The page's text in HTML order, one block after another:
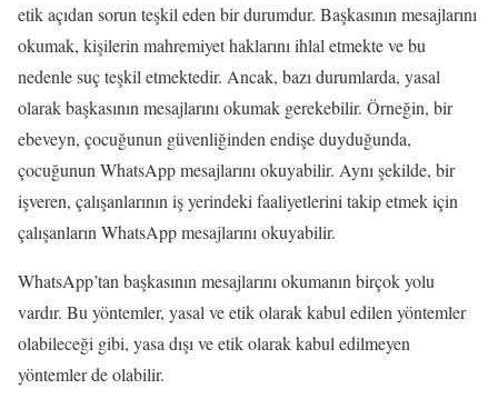
etik açıdan sorun teşkil eden bir durumdur. Başkasının mesajlarını
okumak, kişilerin mahremiyet haklarını ihlal etmekte ve bu
nedenle suç teşkil etmektedir. Ancak, bazı durumlarda, yasal
olarak başkasının mesajlarını okumak gerekebilir. Örneğin, bir
ebeveyn, çocuğunun güvenliğinden endişe duyduğunda,
çocuğunun WhatsApp mesajlarını okuyabilir. Aynı şekilde, bir
işveren, çalışanlarının iş yerindeki faaliyetlerini takip etmek için
çalışanların WhatsApp mesajlarını okuyabilir.
WhatsApp’tan başkasının mesajlarını okumanın birçok yolu
vardır. Bu yöntemler, yasal ve etik olarak kabul edilen yöntemler
olabileceği gibi, yasa dışı ve etik olarak kabul edilmeyen
yöntemler de olabilir.